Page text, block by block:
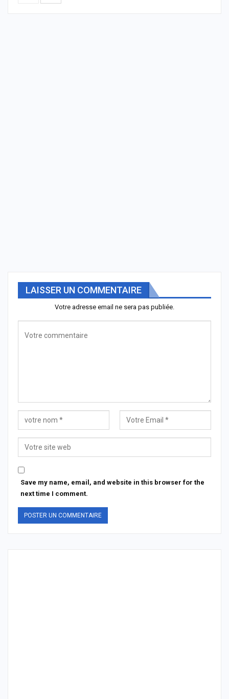
LAISSER UN COMMENTAIRE
Votre adresse email ne sera pas publiée.
Save my name, email, and website in this browser for the
next time I comment.